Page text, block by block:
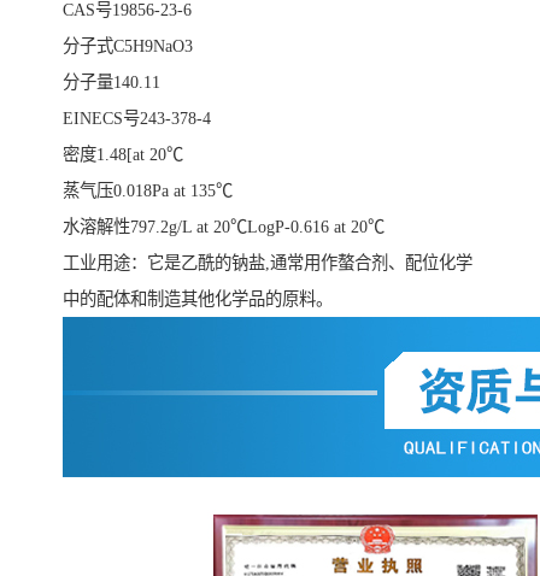
CAS号19856-23-6
分子式C5H9NaO3
分子量140.11
EINECS号243-378-4
密度1.48[at 20℃
蒸气压0.018Pa at 135℃
水溶解性797.2g/L at 20℃LogP-0.616 at 20℃
工业用途：它是乙酰的钠盐,通常用作螯合剂、配位化学
中的配体和制造其他化学品的原料。